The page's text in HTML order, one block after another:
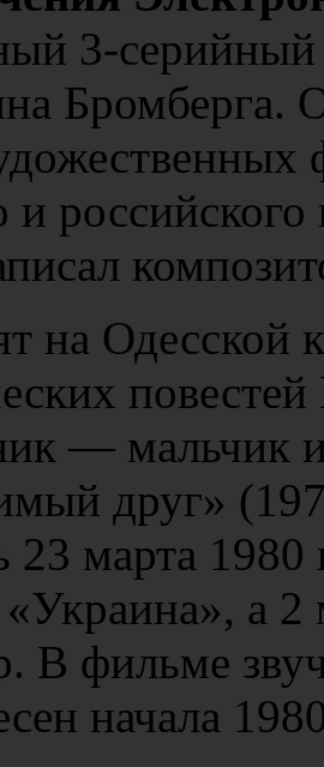
3-
Бромберга.
и
на Одесской
— мальчик
друг»
23 марта 1980
«Украина», а
В фильме
начала